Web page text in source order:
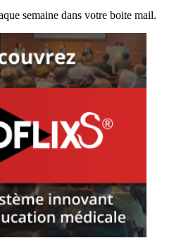
semaine dans votre boite mail.